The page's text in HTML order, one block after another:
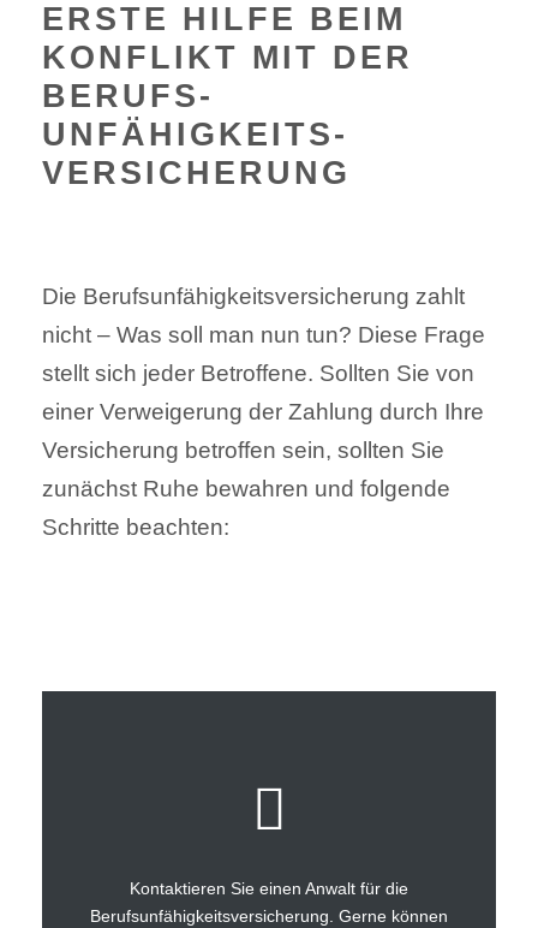
ERSTE HILFE BEIM
KONFLIKT MIT DER
BERUFS­
UNFÄHIGKEITS­
VERSICHERUNG
Die Berufsunfähigkeitsversicherung zahlt
nicht – Was soll man nun tun? Diese Frage
stellt sich jeder Betroffene. Sollten Sie von
einer Verweigerung der Zahlung durch Ihre
Versicherung betroffen sein, sollten Sie
zunächst Ruhe bewahren und folgende
Schritte beachten:
Kontaktieren Sie einen Anwalt für die
Berufsunfähigkeitsversicherung. Gerne können